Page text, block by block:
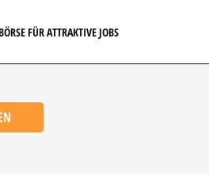
FÜR ATTRAKTIVE JOBS